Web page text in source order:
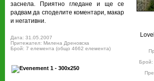
заснела. Приятно гледане и ще се
радвам да споделите коментари, макар
и негативни.
Дата: 31.05.2007
Притежател: Милена Дреновска
Брой: 7 елемента (общо 4662 елемента)
Брой: